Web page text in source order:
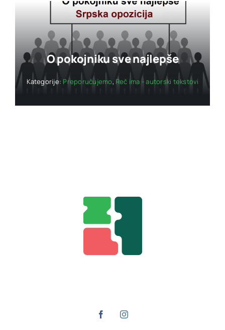
O pokojniku sve najlepše
Kategorije: Preporučujemo, Reč ima - autorski tekstovi